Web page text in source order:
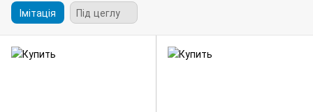
Імітація Під цеглу